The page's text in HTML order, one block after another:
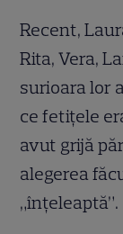
Recent,
Rita, Vera,
surioara lor
ce fetițele
avut grijă
alegerea
„înțeleaptă”.